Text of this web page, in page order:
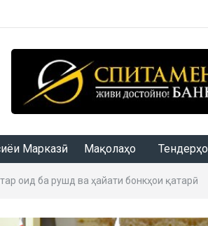
Марказӣ Мақолаҳо Тендерҳо
оид ба рушд ва ҳайати бонкҳои қатарӣ